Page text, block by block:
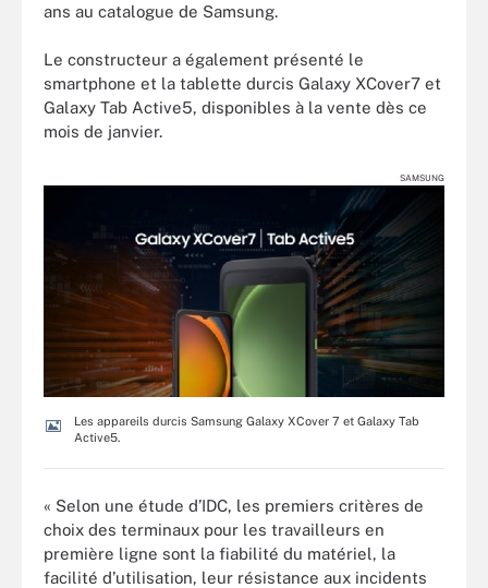
ans au catalogue de Samsung.
Le constructeur a également présenté le
smartphone et la tablette durcis Galaxy XCover7 et
Galaxy Tab Active5, disponibles à la vente dès ce
mois de janvier.
SAMSUNG
Les appareils durcis Samsung Galaxy XCover 7 et Galaxy Tab
Active5.
« Selon une étude d’IDC, les premiers critères de
choix des terminaux pour les travailleurs en
première ligne sont la fiabilité du matériel, la
facilité d’utilisation, leur résistance aux incidents